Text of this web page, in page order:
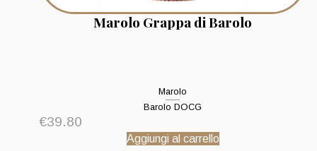
Marolo Grappa di Barolo
Marolo
Barolo DOCG
€39.80
Aggiungi al carrello